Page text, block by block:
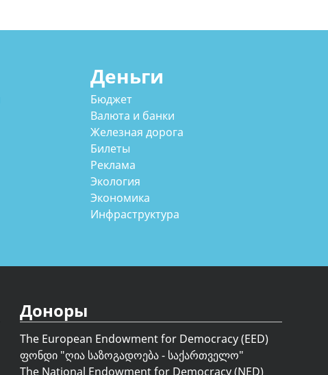
Деньги
Бюджет
Валюта и банки
Железная дорога
Билеты
Реклама
Экология
Экономика
Инфраструктура
Доноры
The European Endowment for Democracy (EED)
ფონდი "ღია საზოგადოება - საქართველო"
The National Endowment for Democracy (NED)